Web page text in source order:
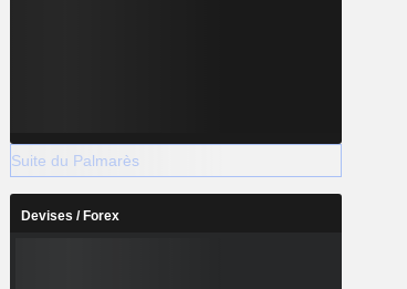
Suite du Palmarès
Devises / Forex